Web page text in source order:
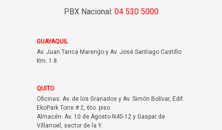
PBX Nacional: 04 530 5000
GUAYAQUIL
Av. Juan Tanca Marengo y Av. José Santiago Castillo
Km. 1.8.
QUITO
Oficinas: Av. de los Granados y Av. Simón Bolívar, Edif.
EkoPark Torre # 2, 6to. piso.
Almacén: Av. 10 de Agosto N40-12 y Gaspar de
Villarroel, sector de la Y.